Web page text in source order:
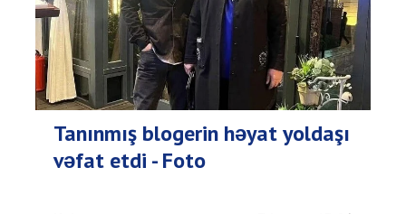
Tanınmış blogerin həyat yoldaşı
vəfat etdi - Foto